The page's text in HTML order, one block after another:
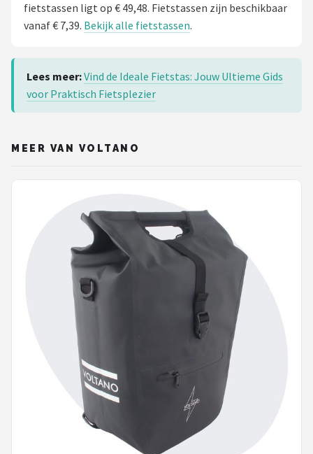
fietstassen ligt op € 49,48. Fietstassen zijn beschikbaar
vanaf € 7,39. Bekijk alle fietstassen.
Lees meer:Vind de Ideale Fietstas: Jouw Ultieme Gids
voor Praktisch Fietsplezier
MEER VAN VOLTANO